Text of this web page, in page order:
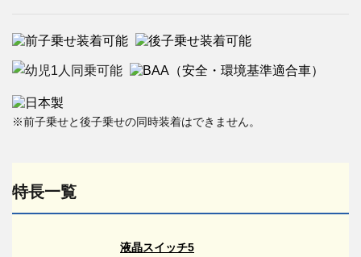
※前子乗せと後子乗せの同時装着はできません。
特長一覧
液晶スイッチ5